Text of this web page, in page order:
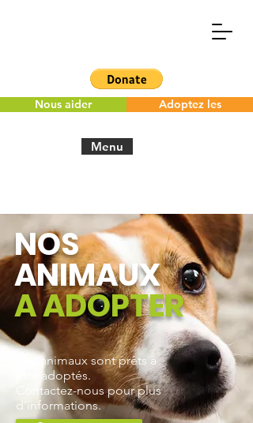
Nous aider Adoptez les
Menu
NOS
ANIMAUX
A ADOPTER
Ces animaux sont prêts à
être adoptés.
Contactez-nous pour plus
d'informations.